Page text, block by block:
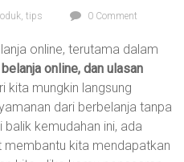
,tips 0 Comment
online, terutama dalam
online, dan ulasan
kita mungkin langsung
dari berbelanja tanpa
balik kemudahan ini, ada
kita mendapatkan